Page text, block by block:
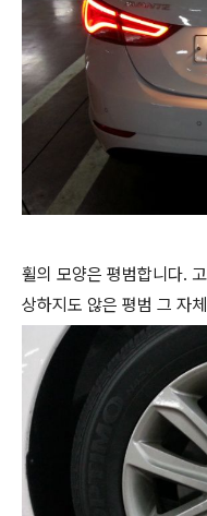
휠의 모양은 평범합니다.
상하지도 않은 평범 그 자